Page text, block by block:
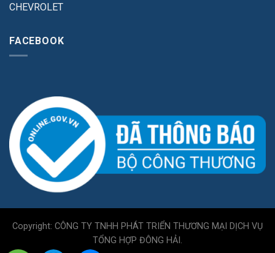
CHEVROLET
FACEBOOK
Copyright: CÔNG TY TNHH PHÁT TRIỂN THƯƠNG MẠI DỊCH VỤ
TỔNG HỢP ĐÔNG HẢI.